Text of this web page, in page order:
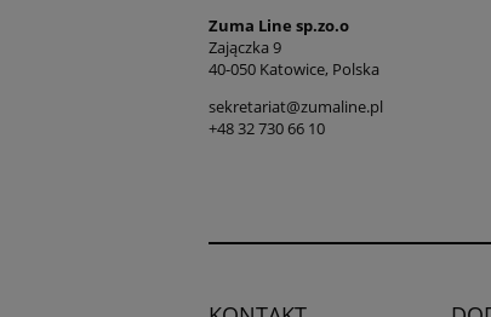
Zuma Line sp.zo.o
Zajączka 9
40-050 Katowice, Polska
sekretariat@zumaline.pl
+48 32 730 66 10